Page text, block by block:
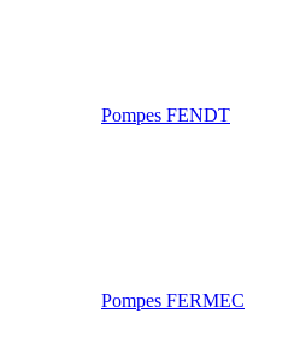
Pompes FENDT
Pompes FERMEC